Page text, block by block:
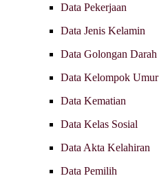
Data Pekerjaan
Data Jenis Kelamin
Data Golongan Darah
Data Kelompok Umur
Data Kematian
Data Kelas Sosial
Data Akta Kelahiran
Data Pemilih